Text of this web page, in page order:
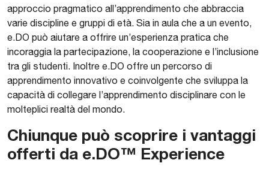
approccio pragmatico all’apprendimento che abbraccia
varie discipline e gruppi di età. Sia in aula che a un evento,
e.DO può aiutare a offrire un’esperienza pratica che
incoraggia la partecipazione, la cooperazione e l’inclusione
tra gli studenti. Inoltre e.DO offre un percorso di
apprendimento innovativo e coinvolgente che sviluppa la
capacità di collegare l’apprendimento disciplinare con le
molteplici realtà del mondo.
Chiunque può scoprire i vantaggi
offerti da e.DO™ Experience